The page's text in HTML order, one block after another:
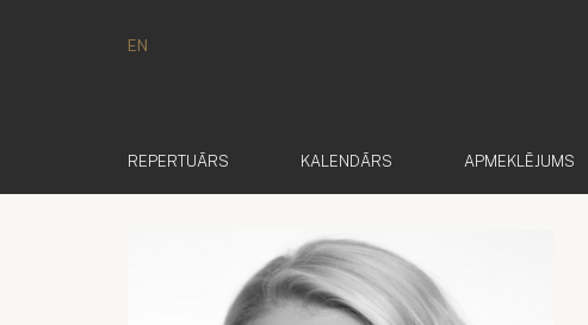
EN
REPERTUĀRS KALENDĀRS APMEKLĒJUMS